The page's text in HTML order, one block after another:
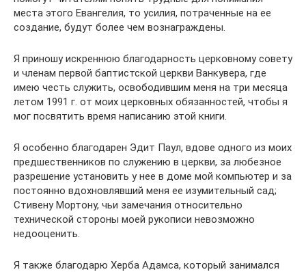
места этого Евангелия, то усилия, потраченные на ее
создание, будут более чем вознаграждены.
Я приношу искреннюю благодарность церковному совету
и членам первой баптистской церкви Ванкувера, где
имею честь служить, освободившим меня на три месяца
летом 1991 г. от моих церковных обязанностей, чтобы я
мог посвятить время написанию этой книги.
Я особенно благодарен Эдит Паул, вдове одного из моих
предшественников по служению в церкви, за любезное
разрешение установить у нее в доме мой компьютер и за
постоянно вдохновлявший меня ее изумительный сад;
Стивену Мортону, чьи замечания относительно
технической стороны моей рукописи невозможно
недооценить.
Я также благодарю Херба Адамса, который занимался